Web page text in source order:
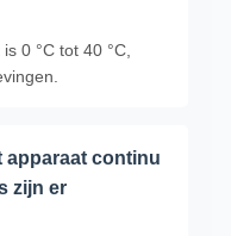
0 °C tot 40 °C,
apparaat continu
zijn er